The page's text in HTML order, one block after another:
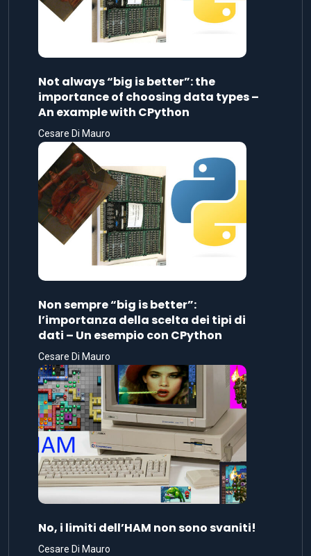
Not always “big is better”: the
importance of choosing data types –
An example with CPython
Cesare Di Mauro
Non sempre “big is better”:
l’importanza della scelta dei tipi di
dati – Un esempio con CPython
Cesare Di Mauro
No, i limiti dell’HAM non sono svaniti!
Cesare Di Mauro